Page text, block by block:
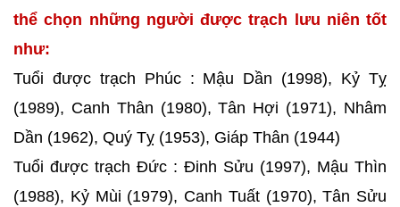
thể chọn những người được trạch lưu niên tốt
như:
Tuổi được trạch Phúc : Mậu Dần (1998), Kỷ Tỵ
(1989), Canh Thân (1980), Tân Hợi (1971), Nhâm
Dần (1962), Quý Tỵ (1953), Giáp Thân (1944)
Tuổi được trạch Đức : Đinh Sửu (1997), Mậu Thìn
(1988), Kỷ Mùi (1979), Canh Tuất (1970), Tân Sửu